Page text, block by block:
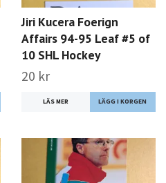
Jiri Kucera Foerign
Affairs 94-95 Leaf #5 of
10 SHL Hockey
20 kr
LÄS MER